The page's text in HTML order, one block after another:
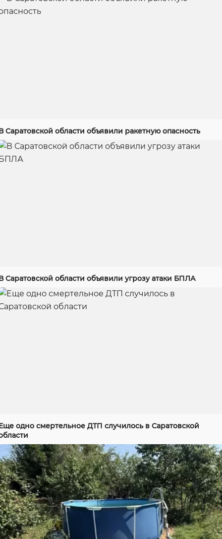
Саратовской области объявили ракетную опасность
Саратовской области объявили угрозу атаки БПЛА
одно смертельное ДТП случилось в Саратовской